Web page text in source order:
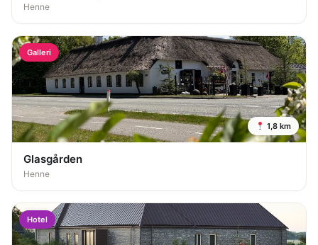
Henne
Galleri
1,8 km
Glasgården
Henne
Hotel